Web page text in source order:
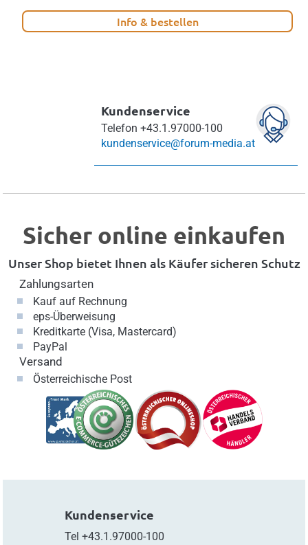
Info & bestellen
Kundenservice
Telefon +43.1.97000-100
kundenservice@forum-media.at
Sicher online einkaufen
Unser Shop bietet Ihnen als Käufer sicheren Schutz
Zahlungsarten
Kauf auf Rechnung
eps-Überweisung
Kreditkarte (Visa, Mastercard)
PayPal
Versand
Österreichische Post
Kundenservice
Tel +43.1.97000-100